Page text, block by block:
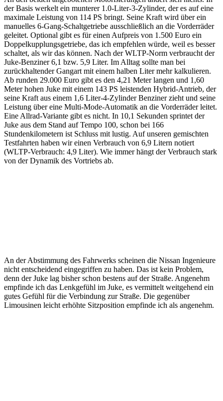
der Basis werkelt ein munterer 1.0-Liter-3-Zylinder, der es auf eine
maximale Leistung von 114 PS bringt. Seine Kraft wird über ein
manuelles 6-Gang-Schaltgetriebe ausschließlich an die Vorderräder
geleitet. Optional gibt es für einen Aufpreis von 1.500 Euro ein
Doppelkupplungsgetriebe, das ich empfehlen würde, weil es besser
schaltet, als wir das können. Nach der WLTP-Norm verbraucht der
Juke-Benziner 6,1 bzw. 5,9 Liter. Im Alltag sollte man bei
zurückhaltender Gangart mit einem halben Liter mehr kalkulieren.
Ab runden 29.000 Euro gibt es den 4,21 Meter langen und 1,60
Meter hohen Juke mit einem 143 PS leistenden Hybrid-Antrieb, der
seine Kraft aus einem 1,6 Liter-4-Zylinder Benziner zieht und seine
Leistung über eine Multi-Mode-Automatik an die Vorderräder leitet.
Eine Allrad-Variante gibt es nicht. In 10,1 Sekunden sprintet der
Juke aus dem Stand auf Tempo 100, schon bei 166
Stundenkilometern ist Schluss mit lustig. Auf unseren gemischten
Testfahrten haben wir einen Verbrauch von 6,9 Litern notiert
(WLTP-Verbrauch: 4,9 Liter). Wie immer hängt der Verbrauch stark
von der Dynamik des Vortriebs ab.
An der Abstimmung des Fahrwerks scheinen die Nissan Ingenieure
nicht entscheidend eingegriffen zu haben. Das ist kein Problem,
denn der Juke lag bisher schon bestens auf der Straße. Angenehm
empfinde ich das Lenkgefühl im Juke, es vermittelt weitgehend ein
gutes Gefühl für die Verbindung zur Straße. Die gegenüber
Limousinen leicht erhöhte Sitzposition empfinde ich als angenehm.